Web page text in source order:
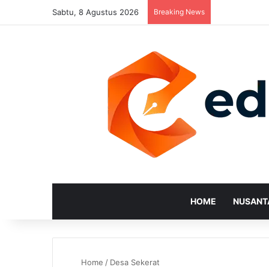
Sabtu, 8 Agustus 2026 Breaking News
HOME
Home / Desa Sekerat